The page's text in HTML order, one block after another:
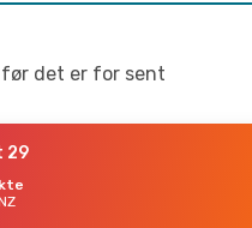
det er for sent
29